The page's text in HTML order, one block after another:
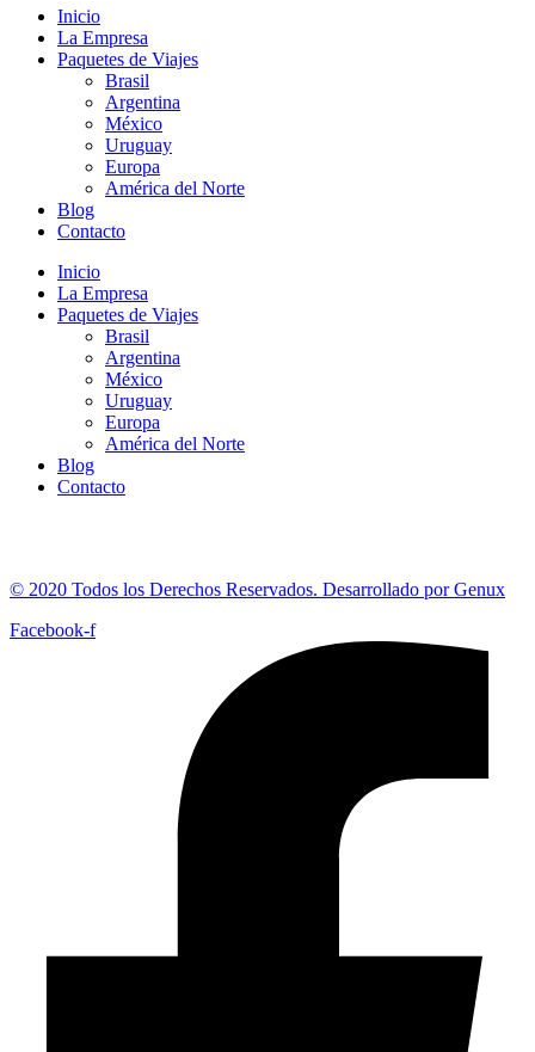
Inicio
La Empresa
Paquetes de Viajes
Brasil
Argentina
México
Uruguay
Europa
América del Norte
Blog
Contacto
Inicio
La Empresa
Paquetes de Viajes
Brasil
Argentina
México
Uruguay
Europa
América del Norte
Blog
Contacto
© 2020 Todos los Derechos Reservados. Desarrollado por Genux
Facebook-f